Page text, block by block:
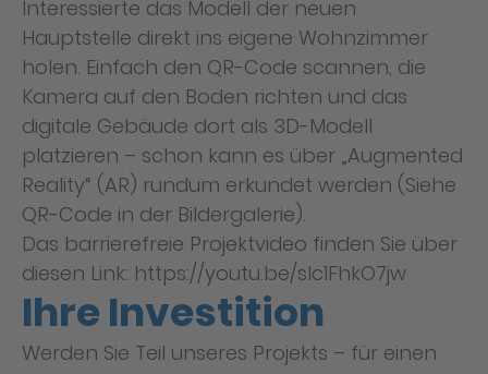
Interessierte das Modell der neuen
Hauptstelle direkt ins eigene Wohnzimmer
holen. Einfach den QR-Code scannen, die
Kamera auf den Boden richten und das
digitale Gebäude dort als 3D-Modell
platzieren – schon kann es über „Augmented
Reality“ (AR) rundum erkundet werden (Siehe
QR-Code in der Bildergalerie).
Das barrierefreie Projektvideo finden Sie über
diesen Link: https://youtu.be/sIc1FhkO7jw
Ihre Investition
Werden Sie Teil unseres Projekts – für einen